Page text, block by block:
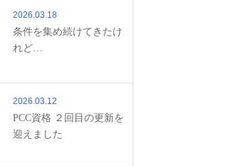
2026.03.18
条件を集め続けてきたけ
れど…
2026.03.12
PCC資格 ２回目の更新を
迎えました